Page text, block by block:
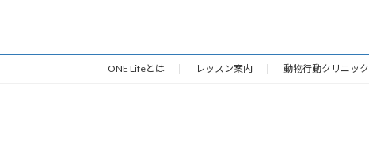
ONE Lifeとは レッスン案内 動物行動クリニック